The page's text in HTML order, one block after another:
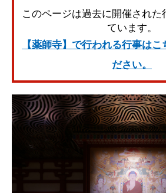
このページは過去に開催された
ています。
【薬師寺】で行われる行事はこ
ださい。